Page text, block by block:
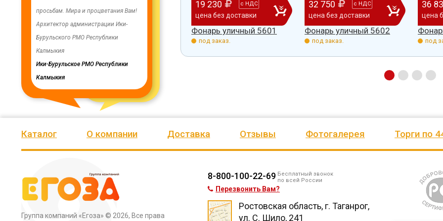
просьбам. Мира и процветания Вам!
Архитектор администрации Ики-
Бурульского РМО Республики
Калмыкия
Ики-Бурульское РМО Республики
Калмыкия
заменены два насоса на артезианских
скважинах, а также выполнено
ограждение по периметру водозаб
Бага-Чоносовское сельское
муниципальное образование
Целинного района Республики
Калмыкия
и игровое оборудование. Довольны
качеством продукции, дорожим
нашим сотрудничеством! Желаем
почтового отделения, фапа,
сада, школы, есть только очень
старый СК, детская площадка
Администрация МО
5612
цена без доставки
Фонарь уличный 5613
под заказ.
19 230 с НДС
цена без доставки
Фонарь уличный 5601
под заказ.
32 750 с НДС
цена без доставки
Фонарь уличный 5602
под заказ.
36
цена
под
Каталог О компании Доставка Отзывы Фотогалерея Торги по
Группа компаний «Егоза» © 2026, Все права
8-800-100-22-69 Бесплатный звонок
по всей России
Перезвонить Вам?
Ростовская область, г. Таганрог,
ул. С. Шило, 241